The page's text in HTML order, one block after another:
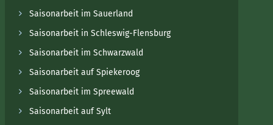
Saisonarbeit im Sauerland
Saisonarbeit in Schleswig-Flensburg
Saisonarbeit im Schwarzwald
Saisonarbeit auf Spiekeroog
Saisonarbeit im Spreewald
Saisonarbeit auf Sylt